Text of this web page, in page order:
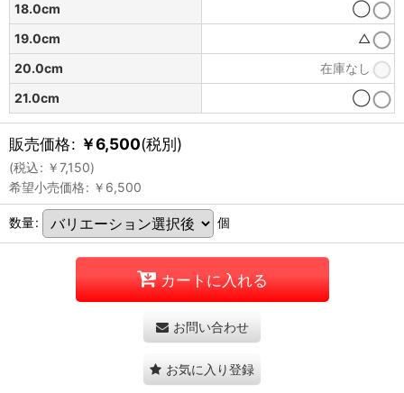
18.0cm
◯
19.0cm
△
20.0cm
在庫なし
21.0cm
◯
販売価格: ￥6,500(税別)
(税込: ￥7,150)
希望小売価格: ￥ 6,500
数量: 個
カートに入れる
お問い合わせ
お気に入り登録